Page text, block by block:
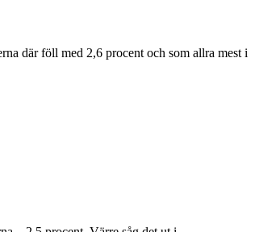
där föll med 2,6 procent och som allra mest i